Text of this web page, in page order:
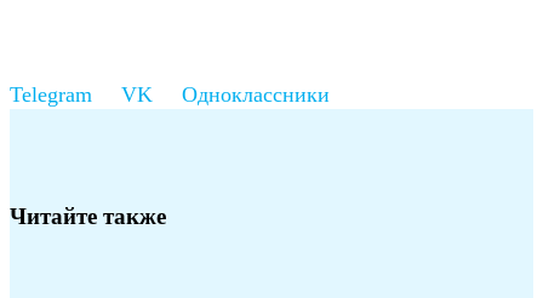
Читайте также